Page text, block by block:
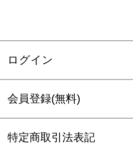
ログイン
会員登録(無料)
特定商取引法表記